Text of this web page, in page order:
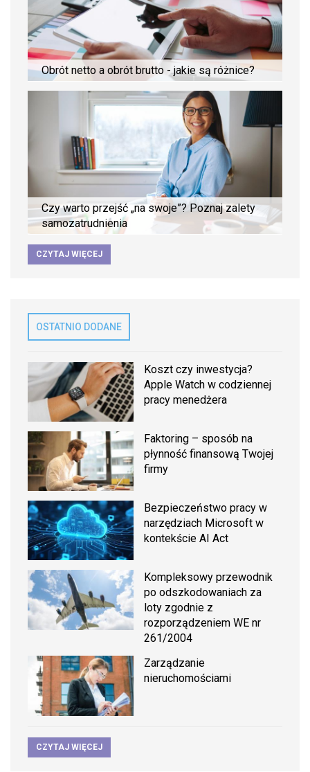
Obrót netto a obrót brutto - jakie są różnice?
Czy warto przejść „na swoje”? Poznaj zalety
samozatrudnienia
CZYTAJ WIĘCEJ
OSTATNIO DODANE
Koszt czy inwestycja?
Apple Watch w codziennej
pracy menedżera
Faktoring – sposób na
płynność finansową Twojej
firmy
Bezpieczeństwo pracy w
narzędziach Microsoft w
kontekście AI Act
Kompleksowy przewodnik
po odszkodowaniach za
loty zgodnie z
rozporządzeniem WE nr
261/2004
Zarządzanie
nieruchomościami
CZYTAJ WIĘCEJ